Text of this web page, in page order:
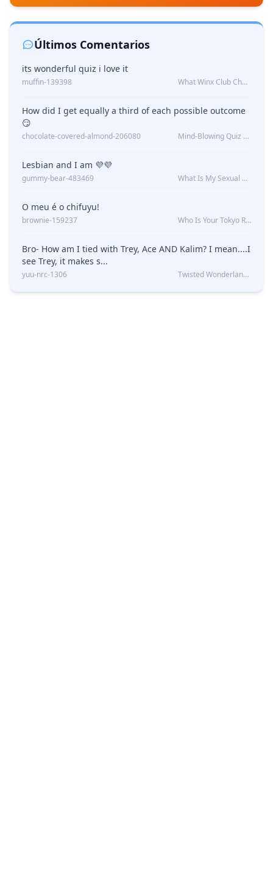
Últimos Comentarios
its wonderful quiz i love it
muffin-139398 What Winx Club Character Are You?
How did I get equally a third of each possible outcome
😏
chocolate-covered-almond-206080 Mind-Blowing Quiz Reveals: Will I Be Alone Forever?
Lesbian and I am 💜💜
gummy-bear-483469 What Is My Sexual Orientation: Uncovered
O meu é o chifuyu!
brownie-159237 Who Is Your Tokyo Revengers Boyfriend?
Bro- How am I tied with Trey, Ace AND Kalim? I mean....I
see Trey, it makes s...
yuu-nrc-1306 Twisted Wonderland Kin Quiz